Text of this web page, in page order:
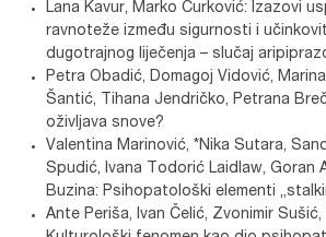
Lana Kavur, Marko Čurković: Izazovi
ravnoteže između sigurnosti i
dugotrajnog liječenja – slučaj
Petra Obadić, Domagoj Vidović,
Šantić, Tihana Jendričko, Petrana
oživljava snove?
Valentina Marinović, *Nika Sutara,
Spudić, Ivana Todorić Laidlaw, Goran
Buzina: Psihopatološki elementi
Ante Periša, Ivan Čelić, Zvonimir